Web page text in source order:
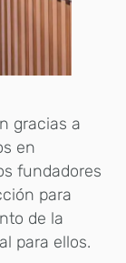
gracias a
en
fundadores
para
de la
para ellos.